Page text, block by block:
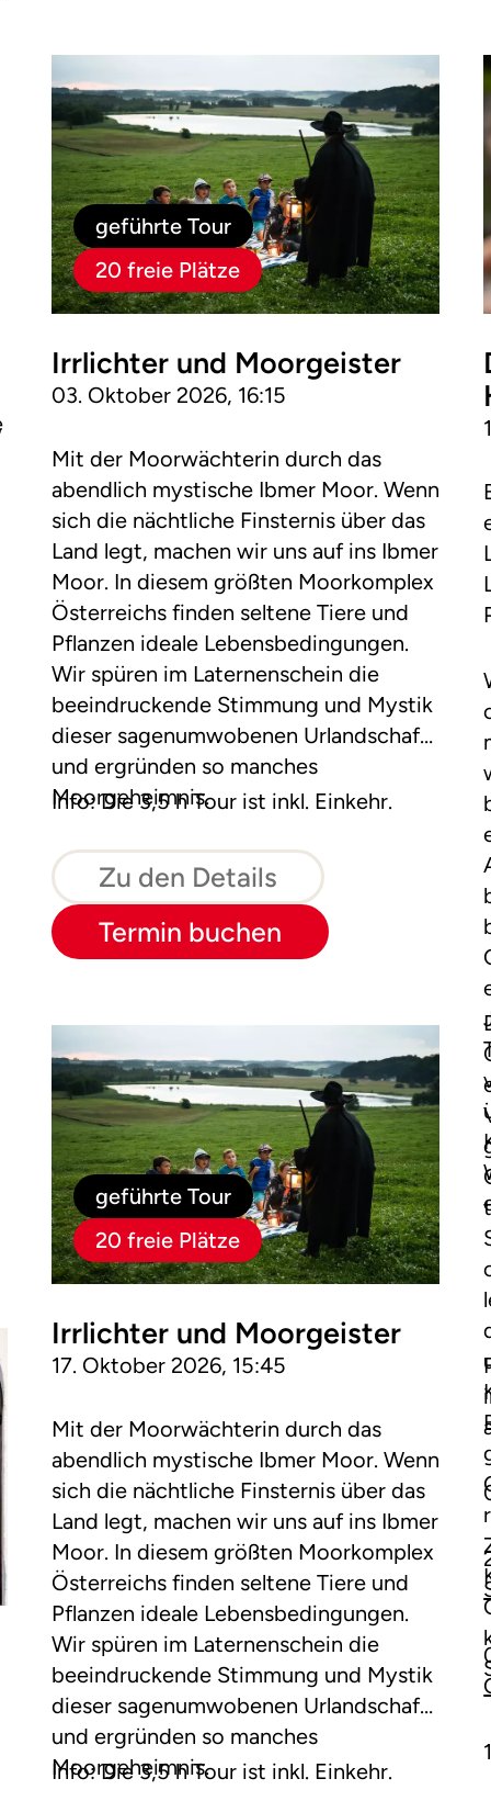
geführte Tour
20 freie Plätze
Irrlichter und Moorgeister
03. Oktober 2026, 16:15
Mit der Moorwächterin durch das
abendlich mystische Ibmer Moor. Wenn
sich die nächtliche Finsternis über das
Land legt, machen wir uns auf ins Ibmer
Moor. In diesem größten Moorkomplex
Österreichs finden seltene Tiere und
Pflanzen ideale Lebensbedingungen.
Wir spüren im Laternenschein die
beeindruckende Stimmung und Mystik
dieser sagenumwobenen Urlandschaft
und ergründen so manches
Moorgeheimnis.
Info: Die 3,5 h Tour ist inkl. Einkehr.
Zu den Details
Termin buchen
geführte Tour
20 freie Plätze
Irrlichter und Moorgeister
17. Oktober 2026, 15:45
Mit der Moorwächterin durch das
abendlich mystische Ibmer Moor. Wenn
sich die nächtliche Finsternis über das
Land legt, machen wir uns auf ins Ibmer
Moor. In diesem größten Moorkomplex
Österreichs finden seltene Tiere und
Pflanzen ideale Lebensbedingungen.
Wir spüren im Laternenschein die
beeindruckende Stimmung und Mystik
dieser sagenumwobenen Urlandschaft
und ergründen so manches
Moorgeheimnis.
Info: Die 3,5 h Tour ist inkl. Einkehr.